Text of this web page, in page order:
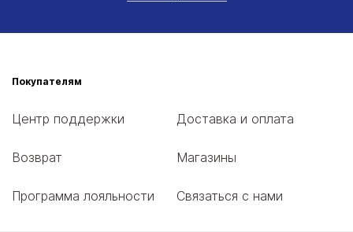
Покупателям
Центр поддержки Доставка и оплата
Возврат Магазины
Программа лояльности Связаться с нами